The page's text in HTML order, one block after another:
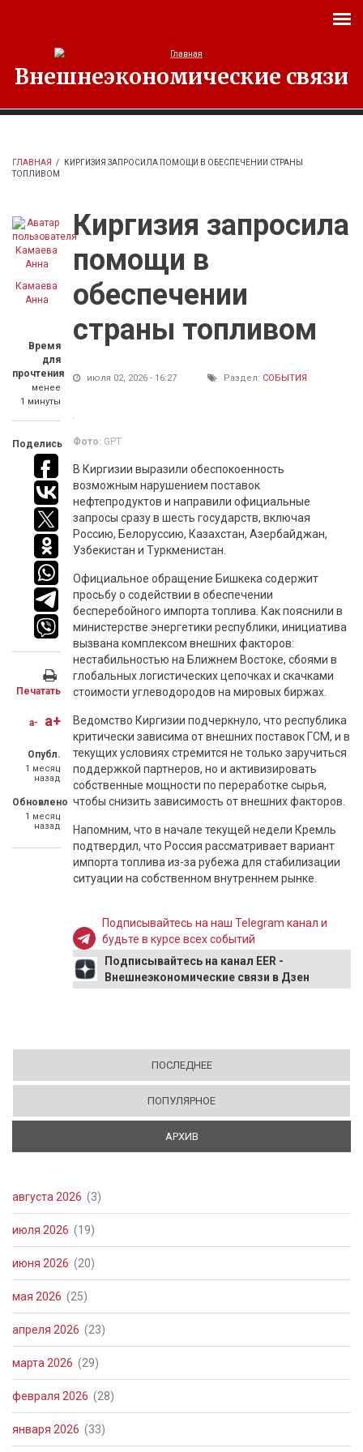
Внешнеэкономические связи
ГЛАВНАЯ /
КИРГИЗИЯ ЗАПРОСИЛА ПОМОЩИ В ОБЕСПЕЧЕНИИ СТРАНЫ
ТОПЛИВОМ
Камаева
Анна
Время
для
прочтения
менее
1 минуты
Поделись
Печатать
a- a+
Опубл.
1 месяц
назад
Обновлено
1 месяц
назад
Киргизия запросила
помощи в
обеспечении
страны топливом
июля 02, 2026 - 16:27 Раздел: СОБЫТИЯ
Фото: GPT
В Киргизии выразили обеспокоенность
возможным нарушением поставок
нефтепродуктов и направили официальные
запросы сразу в шесть государств, включая
Россию, Белоруссию, Казахстан, Азербайджан,
Узбекистан и Туркменистан.
Официальное обращение Бишкека содержит
просьбу о содействии в обеспечении
бесперебойного импорта топлива. Как пояснили в
министерстве энергетики республики, инициатива
вызвана комплексом внешних факторов:
нестабильностью на Ближнем Востоке, сбоями в
глобальных логистических цепочках и скачками
стоимости углеводородов на мировых биржах.
Ведомство Киргизии подчеркнуло, что республика
критически зависима от внешних поставок ГСМ, и в
текущих условиях стремится не только заручиться
поддержкой партнеров, но и активизировать
собственные мощности по переработке сырья,
чтобы снизить зависимость от внешних факторов.
Напомним, что в начале текущей недели Кремль
подтвердил, что Россия рассматривает вариант
импорта топлива из-за рубежа для стабилизации
ситуации на собственном внутреннем рынке.
Подписывайтесь на наш Telegram канал и
будьте в курсе всех событий
Подписывайтесь на канал EER -
Внешнеэкономические связи в Дзен
ПОСЛЕДНЕЕ
ПОПУЛЯРНОЕ
АРХИВ
августа 2026 (3)
июля 2026 (19)
июня 2026 (20)
мая 2026 (25)
апреля 2026 (23)
марта 2026 (29)
февраля 2026 (28)
января 2026 (33)